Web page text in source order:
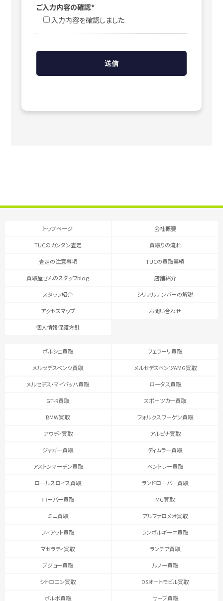
ご入力内容の確認*
入力内容を確認しました
トップページ 会社概要
TUCのカンタン査定 買取りの流れ
査定の注意事項 TUCの買取実績
買取屋さんのスタッフblog 店舗紹介
スタッフ紹介 シリアルナンバーの解説
アクセスマップ お問い合わせ
個人情報保護方針
ポルシェ買取 フェラーリ買取
メルセデスベンツ買取 メルセデスベンツAMG買取
メルセデス・マイバッハ買取 ロータス買取
GT-R買取 スポーツカー買取
BMW買取 フォルクスワーゲン買取
アウディ買取 アルピナ買取
ジャガー買取 ディムラー買取
アストンマーチン買取 ベントレー買取
ロールスロイス買取 ランドローバー買取
ローバー買取 MG買取
ミニ買取 アルファロメオ買取
フィアット買取 ランボルギーニ買取
マセラティ買取 ランチア買取
プジョー買取 ルノー買取
シトロエン買取 DSオートモビル買取
ボルボ買取 サーブ買取